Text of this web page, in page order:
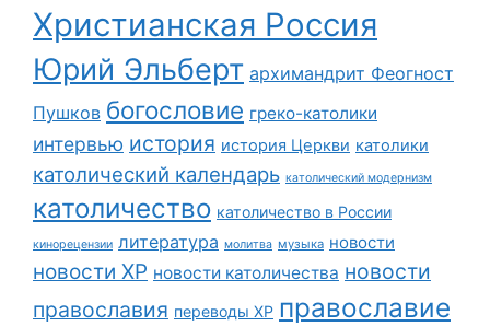
Христианская Россия
Юрий Эльберт архимандрит Феогност
Пушков богословие греко-католики
интервью история история Церкви католики
католический календарь католический модернизм
католичество католичество в России
кинорецензии литература молитва музыка новости
новости ХР новости католичества новости
православия переводы ХР православие